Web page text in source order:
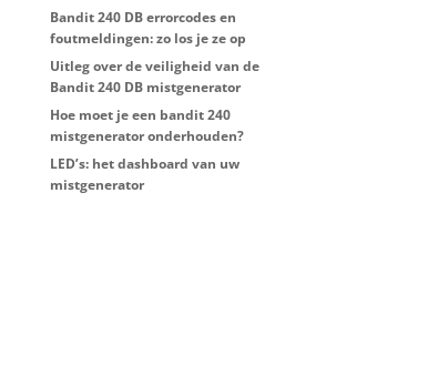
Bandit 240 DB errorcodes en
foutmeldingen: zo los je ze op
Uitleg over de veiligheid van de
Bandit 240 DB mistgenerator
Hoe moet je een bandit 240
mistgenerator onderhouden?
LED’s: het dashboard van uw
mistgenerator